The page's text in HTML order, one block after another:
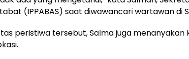
(IPPABAS) saat diwawancari wartawan di
peristiwa tersebut, Salma juga